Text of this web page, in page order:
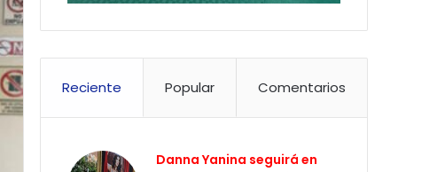
Reciente Popular Comentarios
Danna Yanina seguirá en